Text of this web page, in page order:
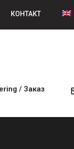
КОНТАКТ
/ Заказ